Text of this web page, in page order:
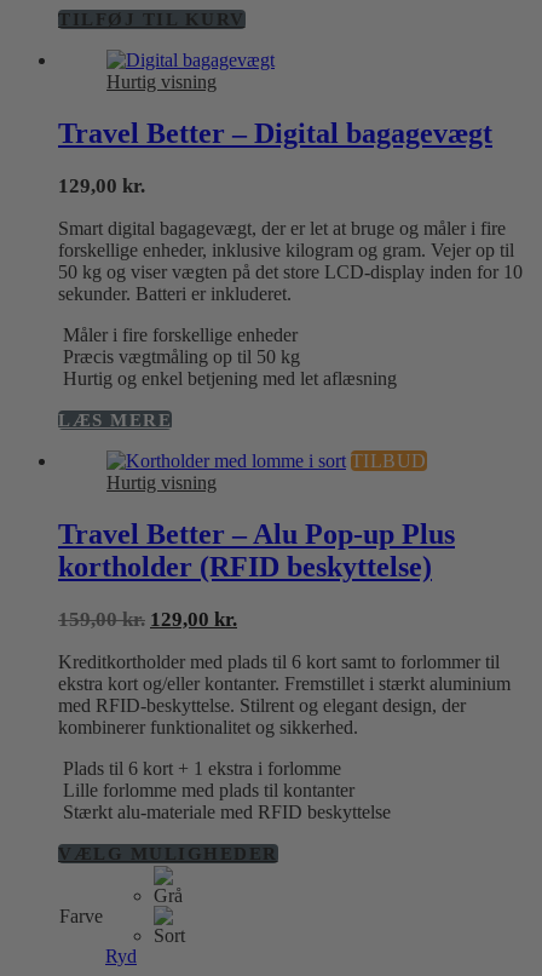
TILFØJ TIL KURV
Hurtig visning
Travel Better – Digital bagagevægt
129,00 kr.
Smart digital bagagevægt, der er let at bruge og måler i fire
forskellige enheder, inklusive kilogram og gram. Vejer op til
50 kg og viser vægten på det store LCD-display inden for 10
sekunder. Batteri er inkluderet.
Måler i fire forskellige enheder
Præcis vægtmåling op til 50 kg
Hurtig og enkel betjening med let aflæsning
LÆS MERE
TILBUD
Hurtig visning
Travel Better – Alu Pop-up Plus
kortholder (RFID beskyttelse)
159,00kr. Den
pris
var:
159,00 kr..
129,00 kr.
pris
er:
129,00 kr..
Kreditkortholder med plads til 6 kort samt to forlommer til
ekstra kort og/eller kontanter. Fremstillet i stærkt aluminium
med RFID-beskyttelse. Stilrent og elegant design, der
kombinerer funktionalitet og sikkerhed.
Plads til 6 kort + 1 ekstra i forlomme
Lille forlomme med plads til kontanter
Stærkt alu-materiale med RFID beskyttelse
VÆLG MULIGHEDERDette
Farve
Ryd